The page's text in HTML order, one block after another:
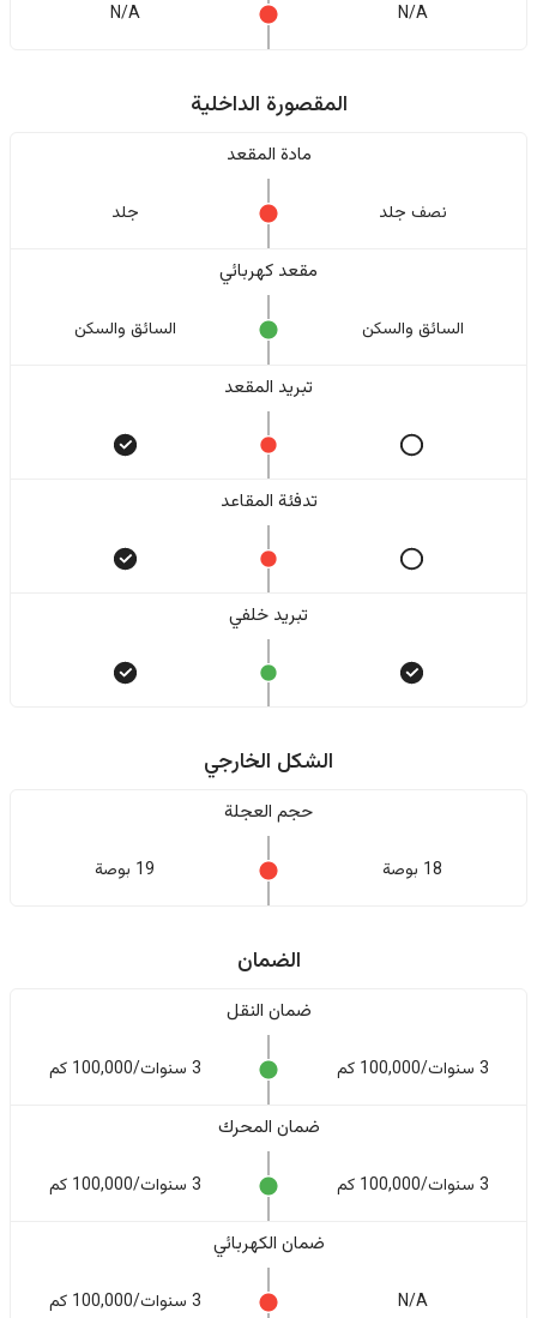
N/A
N/A
المقصورة الداخلية
مادة المقعد
نصف جلد جلد
مقعد كهربائي
السائق والسکن السائق والسکن
تبريد المقعد
تدفئة المقاعد
تبريد خلفي
الشكل الخارجي
حجم العجلة
18 بوصة 19 بوصة
الضمان
ضمان النقل
3 سنوات/100,000 كم 3 سنوات/100,000 كم
ضمان المحرك
3 سنوات/100,000 كم 3 سنوات/100,000 كم
ضمان الكهربائي
N/A 3 سنوات/100,000 كم